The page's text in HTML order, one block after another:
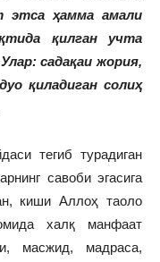
этса ҳамма амали
қилган учта
садақаи жория,
дуо қиладиган солиҳ
тегиб турадиган
савоби эгасига
киши Аллоҳ таоло
халқ манфаат
масжид, мадраса,